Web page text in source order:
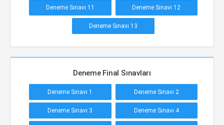
Deneme Sınavı 11 Deneme Sınavı 12
Deneme Sınavı 13
Deneme Final Sınavları
Deneme Sınavı 1 Deneme Sınavı 2
Deneme Sınavı 3 Deneme Sınavı 4